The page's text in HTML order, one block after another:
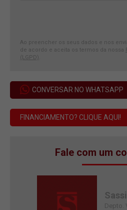
Ao preencher os seus dados e nos
de acordo e aceita os termos da nossa
(LGPD)
CONVERSAR NO WHATSAPP
FINANCIAMENTO? CLIQUE AQUI!
Fale com um
Depto.